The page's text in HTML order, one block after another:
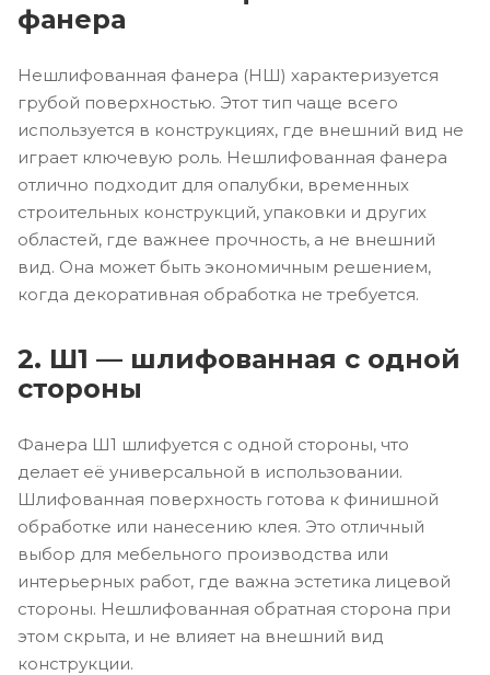
фанера
Нешлифованная фанера (НШ) характеризуется
грубой поверхностью. Этот тип чаще всего
используется в конструкциях, где внешний вид не
играет ключевую роль. Нешлифованная фанера
отлично подходит для опалубки, временных
строительных конструкций, упаковки и других
областей, где важнее прочность, а не внешний
вид. Она может быть экономичным решением,
когда декоративная обработка не требуется.
2. Ш1 — шлифованная с одной
стороны
Фанера Ш1 шлифуется с одной стороны, что
делает её универсальной в использовании.
Шлифованная поверхность готова к финишной
обработке или нанесению клея. Это отличный
выбор для мебельного производства или
интерьерных работ, где важна эстетика лицевой
стороны. Нешлифованная обратная сторона при
этом скрыта, и не влияет на внешний вид
конструкции.